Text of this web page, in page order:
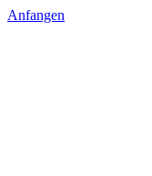
Anfangen